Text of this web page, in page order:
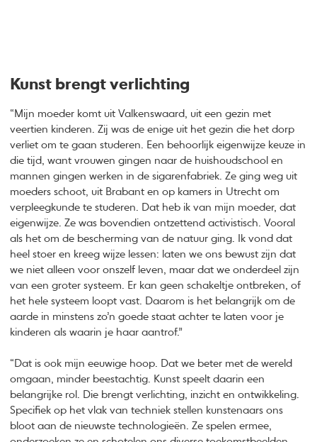
Kunst brengt verlichting
“Mijn moeder komt uit Valkenswaard, uit een gezin met
veertien kinderen. Zij was de enige uit het gezin die het dorp
verliet om te gaan studeren. Een behoorlijk eigenwijze keuze in
die tijd, want vrouwen gingen naar de huishoudschool en
mannen gingen werken in de sigarenfabriek. Ze ging weg uit
moeders schoot, uit Brabant en op kamers in Utrecht om
verpleegkunde te studeren. Dat heb ik van mijn moeder, dat
eigenwijze. Ze was bovendien ontzettend activistisch. Vooral
als het om de bescherming van de natuur ging. Ik vond dat
heel stoer en kreeg wijze lessen: laten we ons bewust zijn dat
we niet alleen voor onszelf leven, maar dat we onderdeel zijn
van een groter systeem. Er kan geen schakeltje ontbreken, of
het hele systeem loopt vast. Daarom is het belangrijk om de
aarde in minstens zo’n goede staat achter te laten voor je
kinderen als waarin je haar aantrof.”
“Dat is ook mijn eeuwige hoop. Dat we beter met de wereld
omgaan, minder beestachtig. Kunst speelt daarin een
belangrijke rol. Die brengt verlichting, inzicht en ontwikkeling.
Specifiek op het vlak van techniek stellen kunstenaars ons
bloot aan de nieuwste technologieën. Ze spelen ermee,